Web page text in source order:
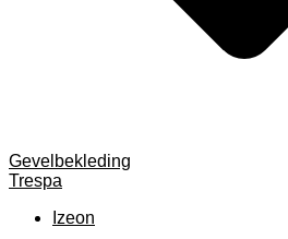
Gevelbekleding
Trespa
Izeon